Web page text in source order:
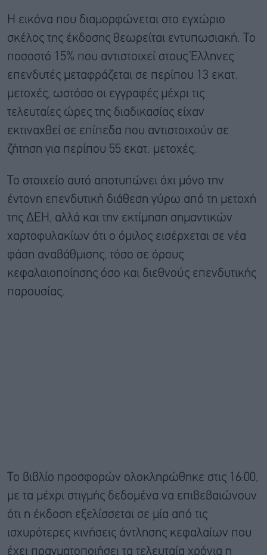
Η εικόνα που διαμορφώνεται στο εγχώριο
σκέλος της έκδοσης θεωρείται εντυπωσιακή. Το
ποσοστό 15% που αντιστοιχεί στους Έλληνες
επενδυτές μεταφράζεται σε περίπου 13 εκατ.
μετοχές, ωστόσο οι εγγραφές μέχρι τις
τελευταίες ώρες της διαδικασίας είχαν
εκτιναχθεί σε επίπεδα που αντιστοιχούν σε
ζήτηση για περίπου 55 εκατ. μετοχές.
Το στοιχείο αυτό αποτυπώνει όχι μόνο την
έντονη επενδυτική διάθεση γύρω από τη μετοχή
της ΔΕΗ, αλλά και την εκτίμηση σημαντικών
χαρτοφυλακίων ότι ο όμιλος εισέρχεται σε νέα
φάση αναβάθμισης, τόσο σε όρους
κεφαλαιοποίησης όσο και διεθνούς επενδυτικής
παρουσίας.
Το βιβλίο προσφορών ολοκληρώθηκε στις 16:00,
με τα μέχρι στιγμής δεδομένα να επιβεβαιώνουν
ότι η έκδοση εξελίσσεται σε μία από τις
ισχυρότερες κινήσεις άντλησης κεφαλαίων που
έχει πραγματοποιήσει τα τελευταία χρόνια η